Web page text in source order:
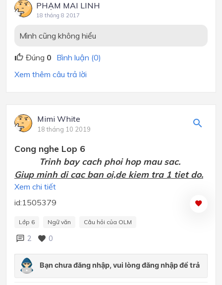
PHẠM MAI LINH
18 tháng 8 2017
Mình cũng không hiểu
Đúng 0 Bình luận (0)
Xem thêm câu trả lời
Mimi White
18 tháng 10 2019
Cong nghe Lop 6
Trinh bay cach phoi hop mau sac.
Giup minh di cac ban oi,de kiem tra 1 tiet do.
Xem chi tiết
id:1505379
Lớp 6 Ngữ văn Câu hỏi của OLM
2 0